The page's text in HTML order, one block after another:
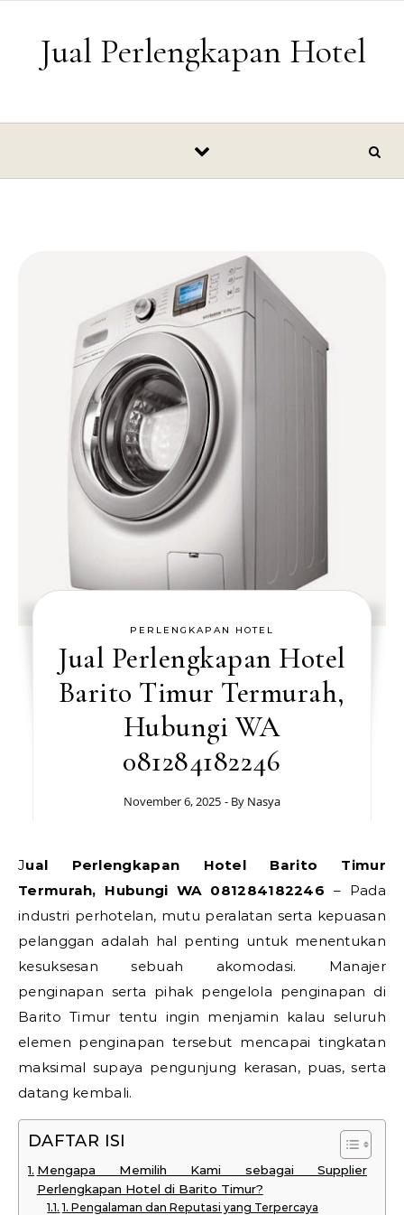
Jual Perlengkapan Hotel
PERLENGKAPAN HOTEL
Jual Perlengkapan Hotel
Barito Timur Termurah,
Hubungi WA
081284182246
November 6, 2025 - By Nasya
Jual Perlengkapan Hotel Barito Timur
Termurah, Hubungi WA 081284182246 – Pada
industri perhotelan, mutu peralatan serta kepuasan
pelanggan adalah hal penting untuk menentukan
kesuksesan sebuah akomodasi. Manajer
penginapan serta pihak pengelola penginapan di
Barito Timur tentu ingin menjamin kalau seluruh
elemen penginapan tersebut mencapai tingkatan
maksimal supaya pengunjung kerasan, puas, serta
datang kembali.
DAFTAR ISI
Mengapa Memilih Kami sebagai Supplier
Perlengkapan Hotel di Barito Timur?
1. Pengalaman dan Reputasi yang Terpercaya